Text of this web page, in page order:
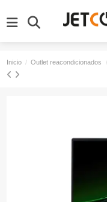
Inicio Outlet reacondicionados